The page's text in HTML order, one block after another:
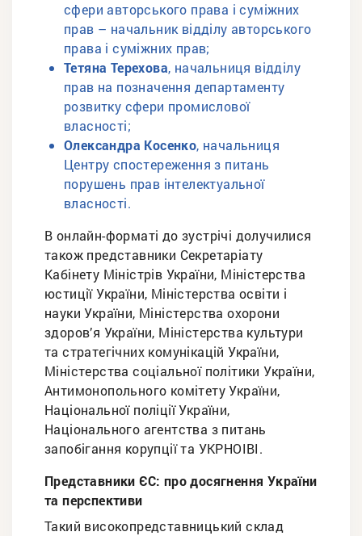
сфери авторського права і суміжних
прав – начальник відділу авторського
права і суміжних прав;
Тетяна Терехова, начальниця відділу
прав на позначення департаменту
розвитку сфери промислової
власності;
Олександра Косенко, начальниця
Центру спостереження з питань
порушень прав інтелектуальної
власності.
В онлайн-форматі до зустрічі долучилися
також представники Секретаріату
Кабінету Міністрів України, Міністерства
юстиції України, Міністерства освіти і
науки України, Міністерства охорони
здоров’я України, Міністерства культури
та стратегічних комунікацій України,
Міністерства соціальної політики України,
Антимонопольного комітету України,
Національної поліції України,
Національного агентства з питань
запобігання корупції та УКРНОІВІ.
Представники ЄС: про досягнення України
та перспективи
Такий високопредставницький склад